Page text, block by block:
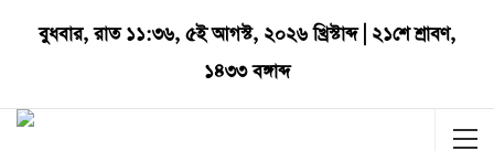
বুধবার,রাত ১১:৩৬, ৫ই আগস্ট, ২০২৬ খ্রিস্টাব্দ| ২১শে শ্রাবণ,
১৪৩৩ বঙ্গাব্দ